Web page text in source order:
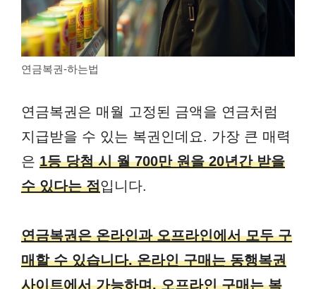
연금복권-하는법
연금복권은 매월 고정된 금액을 연금처럼
지급받을 수 있는 복권인데요. 가장 큰 매력
은 1등 당첨 시 월 700만 원을 20년간 받을
수 있다는 점입니다.
연금복권은 온라인과 오프라인에서 모두 구
매할 수 있습니다. 온라인 구매는 동행복권
사이트에서 가능하며, 오프라인 구매는 복